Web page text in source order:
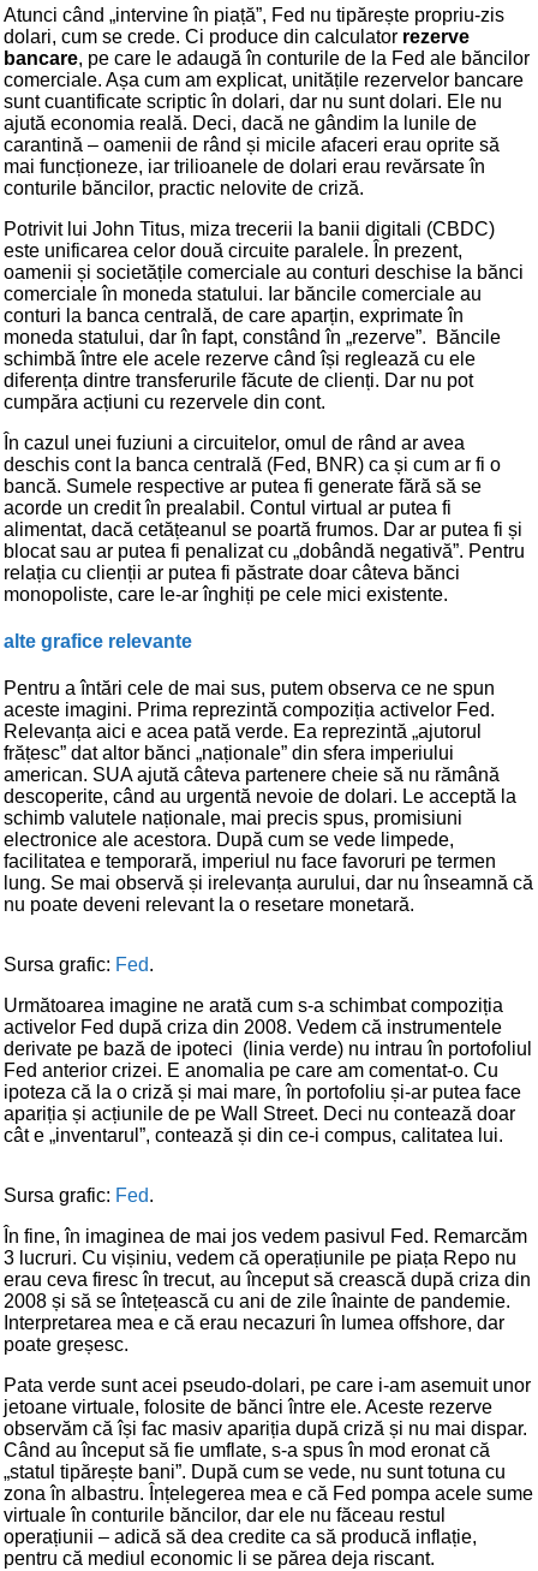
Atunci când „intervine în piață”, Fed nu tipărește propriu-zis
dolari, cum se crede. Ci produce din calculator rezerve
bancare, pe care le adaugă în conturile de la Fed ale băncilor
comerciale. Așa cum am explicat, unitățile rezervelor bancare
sunt cuantificate scriptic în dolari, dar nu sunt dolari. Ele nu
ajută economia reală. Deci, dacă ne gândim la lunile de
carantină – oamenii de rând și micile afaceri erau oprite să
mai funcționeze, iar trilioanele de dolari erau revărsate în
conturile băncilor, practic nelovite de criză.
Potrivit lui John Titus, miza trecerii la banii digitali (CBDC)
este unificarea celor două circuite paralele. În prezent,
oamenii și societățile comerciale au conturi deschise la bănci
comerciale în moneda statului. Iar băncile comerciale au
conturi la banca centrală, de care aparțin, exprimate în
moneda statului, dar în fapt, constând în „rezerve”. Băncile
schimbă între ele acele rezerve când își reglează cu ele
diferența dintre transferurile făcute de clienți. Dar nu pot
cumpăra acțiuni cu rezervele din cont.
În cazul unei fuziuni a circuitelor, omul de rând ar avea
deschis cont la banca centrală (Fed, BNR) ca și cum ar fi o
bancă. Sumele respective ar putea fi generate fără să se
acorde un credit în prealabil. Contul virtual ar putea fi
alimentat, dacă cetățeanul se poartă frumos. Dar ar putea fi și
blocat sau ar putea fi penalizat cu „dobândă negativă”. Pentru
relația cu clienții ar putea fi păstrate doar câteva bănci
monopoliste, care le-ar înghiți pe cele mici existente.
alte grafice relevante
Pentru a întări cele de mai sus, putem observa ce ne spun
aceste imagini. Prima reprezintă compoziția activelor Fed.
Relevanța aici e acea pată verde. Ea reprezintă „ajutorul
frățesc” dat altor bănci „naționale” din sfera imperiului
american. SUA ajută câteva partenere cheie să nu rămână
descoperite, când au urgentă nevoie de dolari. Le acceptă la
schimb valutele naționale, mai precis spus, promisiuni
electronice ale acestora. După cum se vede limpede,
facilitatea e temporară, imperiul nu face favoruri pe termen
lung. Se mai observă și irelevanța aurului, dar nu înseamnă că
nu poate deveni relevant la o resetare monetară.
Sursa grafic: Fed.
Următoarea imagine ne arată cum s-a schimbat compoziția
activelor Fed după criza din 2008. Vedem că instrumentele
derivate pe bază de ipoteci (linia verde) nu intrau în portofoliul
Fed anterior crizei. E anomalia pe care am comentat-o. Cu
ipoteza că la o criză și mai mare, în portofoliu și-ar putea face
apariția și acțiunile de pe Wall Street. Deci nu contează doar
cât e „inventarul”, contează și din ce-i compus, calitatea lui.
Sursa grafic: Fed.
În fine, în imaginea de mai jos vedem pasivul Fed. Remarcăm
3 lucruri. Cu vișiniu, vedem că operațiunile pe piața Repo nu
erau ceva firesc în trecut, au început să crească după criza din
2008 și să se întețească cu ani de zile înainte de pandemie.
Interpretarea mea e că erau necazuri în lumea offshore, dar
poate greșesc.
Pata verde sunt acei pseudo-dolari, pe care i-am asemuit unor
jetoane virtuale, folosite de bănci între ele. Aceste rezerve
observăm că își fac masiv apariția după criză și nu mai dispar.
Când au început să fie umflate, s-a spus în mod eronat că
„statul tipărește bani”. După cum se vede, nu sunt totuna cu
zona în albastru. Înțelegerea mea e că Fed pompa acele sume
virtuale în conturile băncilor, dar ele nu făceau restul
operațiunii – adică să dea credite ca să producă inflație,
pentru că mediul economic li se părea deja riscant.